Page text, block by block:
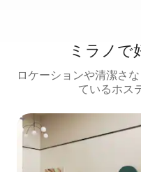
ミラノで
ロケーションや清潔さ
ているホス